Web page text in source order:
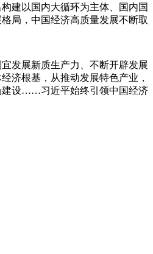
建以国内大循环为主体、国内国
局，中国经济高质量发展不断取
发展新质生产力、不断开辟发展
济根基，从推动发展特色产业，
建设……习近平始终引领中国经济